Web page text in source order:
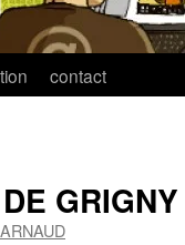
contact